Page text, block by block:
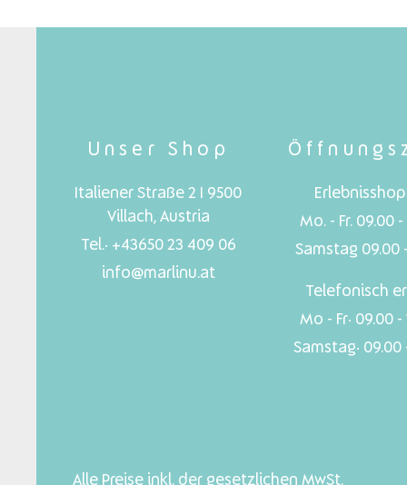
Unser Shop
Italiener Straße 2 I 9500
Villach, Austria
Tel.: +43650 23 409 06
info@marlinu.at
Mo. - Fr. 09.00 -
Samstag 09.00
Telefonisch
Mo - Fr: 09.00 -
Samstag: 09.00
Alle Preise inkl. der gesetzlichen MwSt.